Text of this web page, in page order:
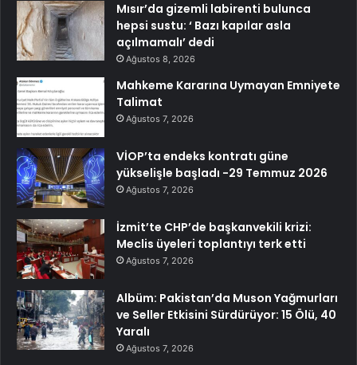
Mısır’da gizemli labirenti bulunca
hepsi sustu: ‘ Bazı kapılar asla
açılmamalı’ dedi
Ağustos 8, 2026
Mahkeme Kararına Uymayan Emniyete
Talimat
Ağustos 7, 2026
VİOP’ta endeks kontratı güne
yükselişle başladı -29 Temmuz 2026
Ağustos 7, 2026
İzmit’te CHP’de başkanvekili krizi:
Meclis üyeleri toplantıyı terk etti
Ağustos 7, 2026
Albüm: Pakistan’da Muson Yağmurları
ve Seller Etkisini Sürdürüyor: 15 Ölü, 40
Yaralı
Ağustos 7, 2026